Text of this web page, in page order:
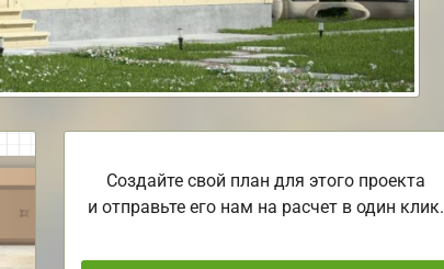
Создайте свой план для этого проекта
и отправьте его нам на расчет в один клик.